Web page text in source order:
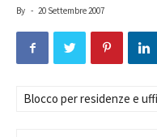
By - 20 Settembre 2007
Blocco per residenze e